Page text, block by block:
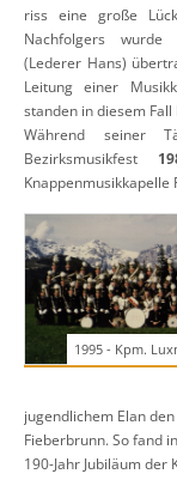
riss eine große
Nachfolgers wurde
(Lederer Hans)
Leitung einer
standen in diesem
Während seiner
Bezirksmusikfest
Knappenmusikkapelle
1995 - Kpm.
jugendlichem Elan
Fieberbrunn. So fand
190-Jahr Jubiläum der